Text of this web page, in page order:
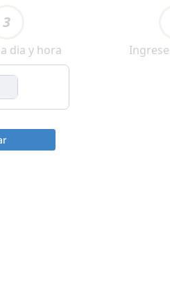
3
dia y hora